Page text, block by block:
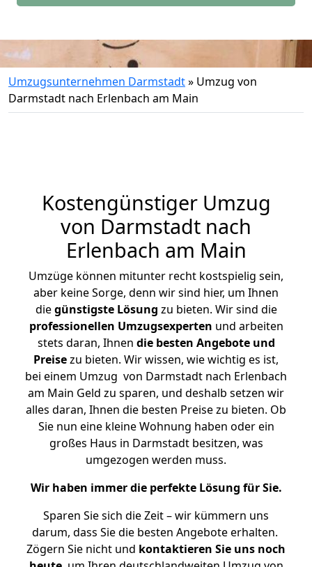
Umzugsunternehmen Darmstadt» Umzug von
Darmstadt nach Erlenbach am Main
Kostengünstiger Umzug
von Darmstadt nach
Erlenbach am Main
Umzüge können mitunter recht kostspielig sein,
aber keine Sorge, denn wir sind hier, um Ihnen
diegünstigste Lösung zu bieten. Wir sind die
professionellen Umzugsexperten und arbeiten
stets daran, Ihnen die besten Angebote und
Preisezu bieten. Wir wissen, wie wichtig es ist,
bei einem Umzug von Darmstadt nach Erlenbach
am Main Geld zu sparen, und deshalb setzen wir
alles daran, Ihnen die besten Preise zu bieten. Ob
Sie nun eine kleine Wohnung haben oder ein
großes Haus in Darmstadt besitzen, was
umgezogen werden muss.
Wir haben immer die perfekte Lösung für Sie.
Sparen Sie sich die Zeit – wir kümmern uns
darum, dass Sie die besten Angebote erhalten.
Zögern Sie nicht und kontaktieren Sie uns noch